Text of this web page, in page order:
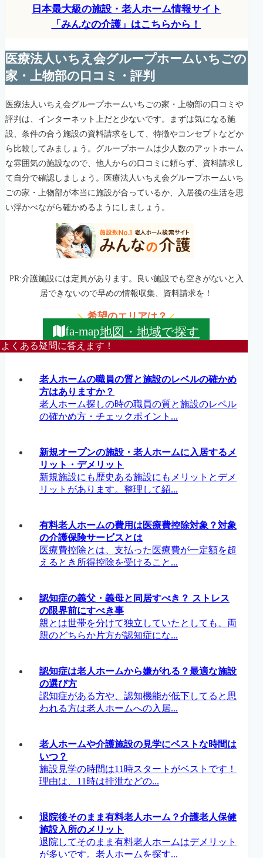
日本最大級の施設・老人ホーム情報サイト
「みんなの介護」はこちらから！
医療法人いちえ会グループホームいちごの
家・上物部の口コミ・評判
医療法人いちえ会グループホームいちごの家・上物部の口コミや
評判は、インターネット上だと少ないです。まずは気になる施
設、条件の合う施設の資料請求をして、特徴やコンセプトなどか
ら比較してみましょう。グループホームは少人数のアットホーム
な雰囲気の施設なので、他人からの口コミに頼らず、資料請求し
て自分で確認しましょう。医療法人いちえ会グループホームいち
ごの家・上物部が本当に施設が合っているか、入居後の生活を思
い浮かべながら確かめるようにしましょう。
PR:介護施設には定員があります。良い施設でも空きがないと入
居できないので早めの情報収集、資料請求を！
＼希望のエリアは？／
fa-map地図・地域で探す
よくある疑問に答えます！
老人ホームの職員の質と施設のレベルの確かめ
方はありますか？
老人ホーム探しの時の職員の質と施設のレベル
の確かめ方・チェックポイント...
新規オープンの施設・老人ホームに入居するメ
リット・デメリット
新規施設にも歴史ある施設にもメリットとデメ
リットがあります。整理して紹...
有料老人ホームの費用は医療費控除対象？対象
の介護保険サービスとは
医療費控除とは、支払った医療費が一定額を超
えるとき所得控除を受けること...
認知症の義父・義母と同居すべき？ ストレス
の限界前にすべき事
親とは世帯を分けて独立していたとしても、両
親のどちらか片方が認知症にな...
認知症は老人ホームから嫌がれる？最適な施設
の選び方
認知症がある方や、認知機能が低下してると思
われる方は老人ホームへの入居...
老人ホームや介護施設の見学にベストな時間は
いつ？
施設見学の時間は11時スタートがベストです！
理由は、11時は排泄などの...
退院後そのまま有料老人ホーム？介護老人保健
施設入所のメリット
退院してそのまま有料老人ホームはデメリット
が多いです。老人ホームを探す...